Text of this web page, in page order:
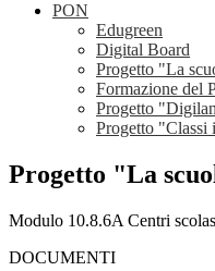
PON
Edugreen
Digital Board
Progetto "La
Formazione del
Progetto
Progetto "Classi
Progetto "La
Modulo 10.8.6A Centri
DOCUMENTI